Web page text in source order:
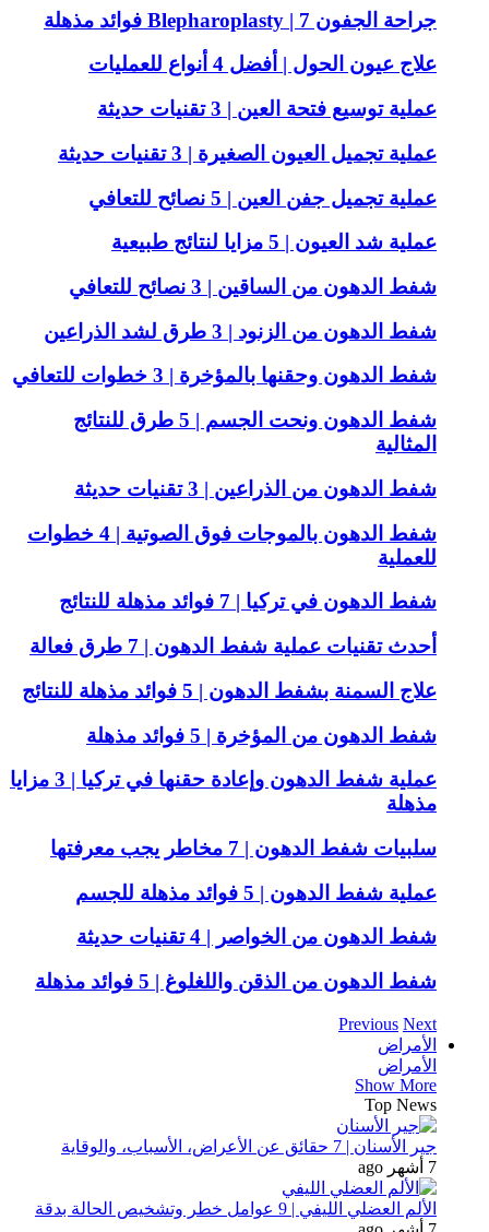
جراحة الجفون Blepharoplasty | 7 فوائد مذهلة
علاج عيون الحول | أفضل 4 أنواع للعمليات
عملية توسيع فتحة العين | 3 تقنيات حديثة
عملية تجميل العيون الصغيرة | 3 تقنيات حديثة
عملية تجميل جفن العين | 5 نصائح للتعافي
عملية شد العيون | 5 مزايا لنتائج طبيعية
شفط الدهون من الساقين | 3 نصائح للتعافي
شفط الدهون من الزنود | 3 طرق لشد الذراعين
شفط الدهون وحقنها بالمؤخرة | 3 خطوات للتعافي
شفط الدهون ونحت الجسم | 5 طرق للنتائج
المثالية
شفط الدهون من الذراعين | 3 تقنيات حديثة
شفط الدهون بالموجات فوق الصوتية | 4 خطوات
للعملية
شفط الدهون في تركيا | 7 فوائد مذهلة للنتائج
أحدث تقنيات عملية شفط الدهون | 7 طرق فعالة
علاج السمنة بشفط الدهون | 5 فوائد مذهلة للنتائج
شفط الدهون من المؤخرة | 5 فوائد مذهلة
عملية شفط الدهون وإعادة حقنها في تركيا | 3 مزايا
مذهلة
سلبيات شفط الدهون | 7 مخاطر يجب معرفتها
عملية شفط الدهون | 5 فوائد مذهلة للجسم
شفط الدهون من الخواصر | 4 تقنيات حديثة
شفط الدهون من الذقن واللغلوغ | 5 فوائد مذهلة
Previous Next
الأمراض
الأمراض
Show More
Top News
جير الأسنان | 7 حقائق عن الأعراض، الأسباب، والوقاية
7 أشهر ago
الألم العضلي الليفي | 9 عوامل خطر وتشخيص الحالة بدقة